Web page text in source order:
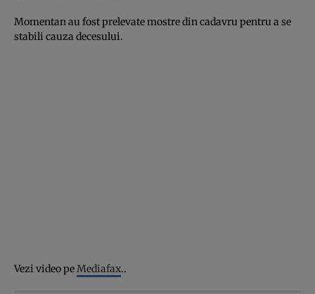
Momentan au fost prelevate mostre din cadavru pentru a se
stabili cauza decesului.
Vezi video peMediafax..